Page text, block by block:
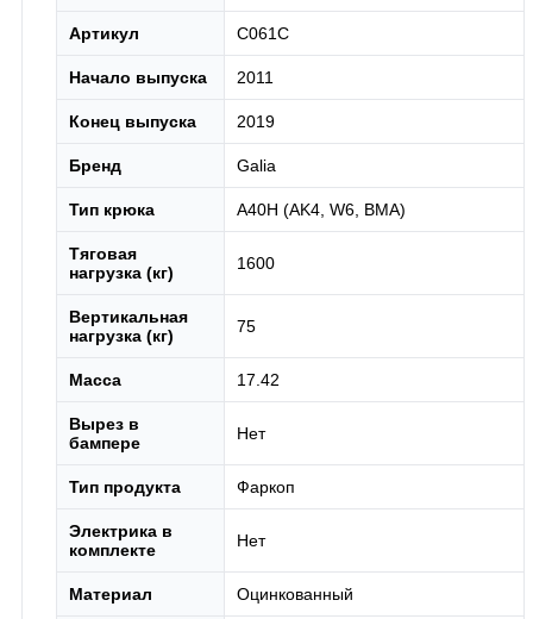
Артикул C061C
Начало выпуска 2011
Конец выпуска 2019
Бренд Galia
Тип крюка А40H (AK4, W6, BMA)
Тяговая
нагрузка (кг)
1600
Вертикальная
нагрузка (кг)
75
Масса 17.42
Вырез в
бампере
Нет
Тип продукта Фаркоп
Электрика в
комплекте
Нет
Материал Оцинкованный